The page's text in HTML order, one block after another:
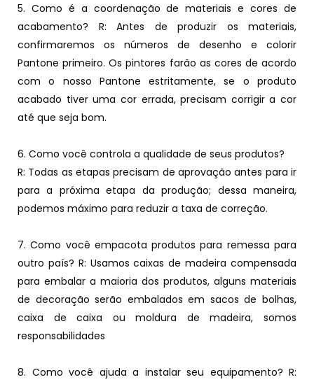
5. Como é a coordenação de materiais e cores de
acabamento? R: Antes de produzir os materiais,
confirmaremos os números de desenho e colorir
Pantone primeiro. Os pintores farão as cores de acordo
com o nosso Pantone estritamente, se o produto
acabado tiver uma cor errada, precisam corrigir a cor
até que seja bom.
6. Como você controla a qualidade de seus produtos?
R: Todas as etapas precisam de aprovação antes para ir
para a próxima etapa da produção; dessa maneira,
podemos máximo para reduzir a taxa de correção.
7. Como você empacota produtos para remessa para
outro país? R: Usamos caixas de madeira compensada
para embalar a maioria dos produtos, alguns materiais
de decoração serão embalados em sacos de bolhas,
caixa de caixa ou moldura de madeira, somos
responsabilidades
8. Como você ajuda a instalar seu equipamento? R: